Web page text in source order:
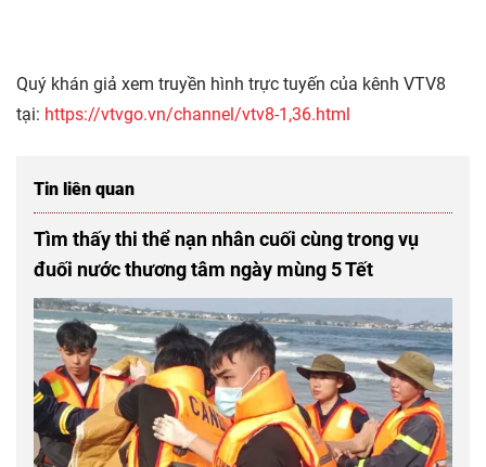
Quý khán giả xem truyền hình trực tuyến của kênh VTV8
tại: https://vtvgo.vn/channel/vtv8-1,36.html
Tin liên quan
Tìm thấy thi thể nạn nhân cuối cùng trong vụ
đuối nước thương tâm ngày mùng 5 Tết